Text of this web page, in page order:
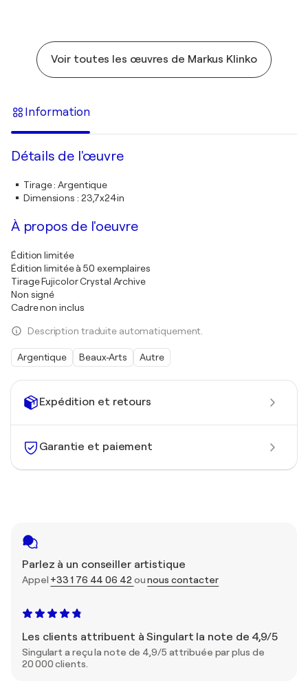
Expédition et retours
Garantie et paiement
Parlez à un conseiller artistique
Appel +33 1 76 44 06 42 ounous contacter
Les clients attribuent à Singulart la note de 4,9/5
Singulart a reçu la note de 4,9/5 attribuée par plus de
20 000 clients.
Voir toutes les œuvres de Markus Klinko
Information
Détails de l'œuvre
Tirage:Argentique
Dimensions : 23,7x24in
À propos de l'oeuvre
Édition limitée
Édition limitée à 50 exemplaires
Tirage Fujicolor Crystal Archive
Non signé
Cadre non inclus
Description traduite automatiquement.
Argentique Beaux-Arts Autre